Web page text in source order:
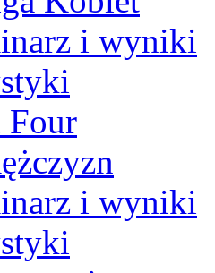
i wyniki
Four
i wyniki